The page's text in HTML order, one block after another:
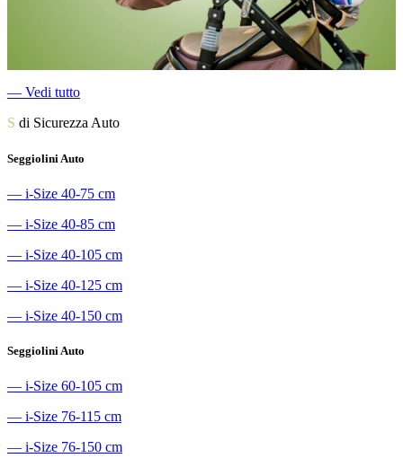
― Vedi tutto
S di Sicurezza Auto
Seggiolini Auto
― i-Size 40-75 cm
― i-Size 40-85 cm
― i-Size 40-105 cm
― i-Size 40-125 cm
― i-Size 40-150 cm
Seggiolini Auto
― i-Size 60-105 cm
― i-Size 76-115 cm
― i-Size 76-150 cm